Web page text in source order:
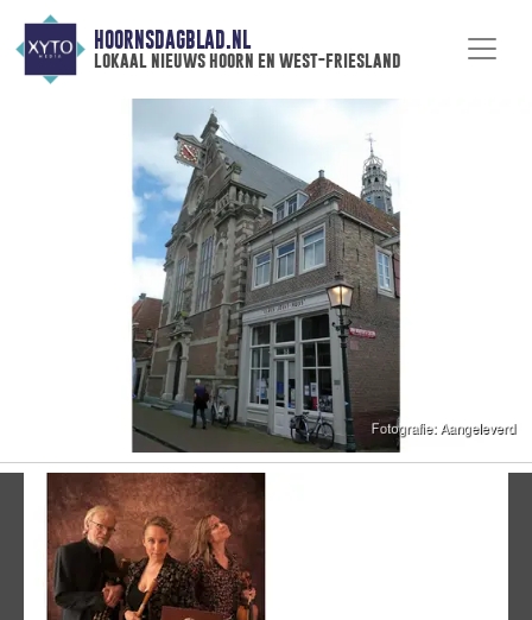
HOORNSDAGBLAD.NL
lokaal nieuws hoorn en west-friesland
Vorige